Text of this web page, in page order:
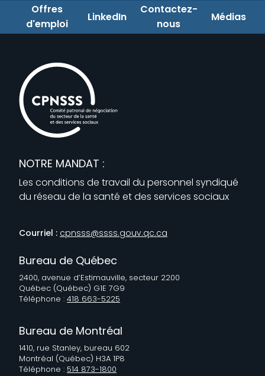
Offres
d'emploi
LinkedIn
Contactez-
nous
Médias
NOTRE MANDAT :
Les conditions de travail du personnel syndiqué
du réseau de la santé et des services sociaux
Courriel : cpnsss@ssss.gouv.qc.ca
Bureau de Québec
2400, avenue d’Estimauville, secteur 2200
Québec (Québec) G1E 7G9
Téléphone : 418 663-5225
Bureau de Montréal
1410, rue Stanley, bureau 602
Montréal (Québec) H3A 1P8
Téléphone : 514 873-1800